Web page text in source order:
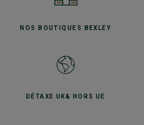
NOS BOUTIQUES BEXLEY
DÉTAXE UK& HORS UE